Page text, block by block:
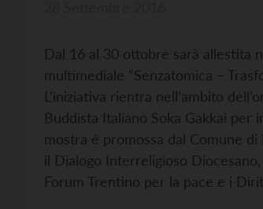
Dal 16 al 30 ottobre sarà allestita
multimediale “Senzatomica –
L’iniziativa rientra nell’ambito
Buddista Italiano Soka Gakkai per
mostra è promossa dal Comune
il Dialogo Interreligioso
Forum Trentino per la pace e i